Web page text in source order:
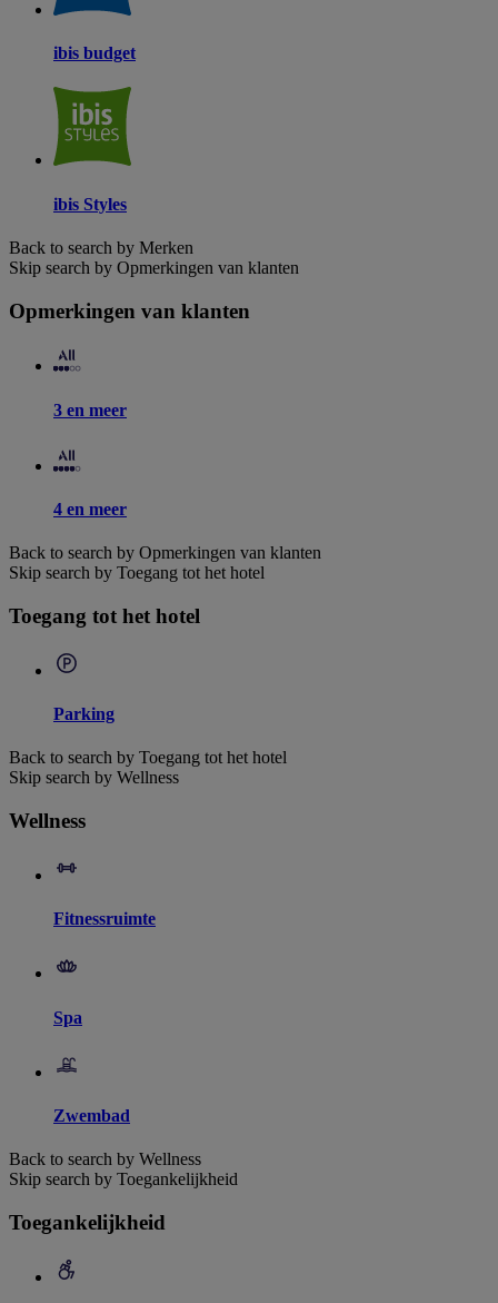
ibis budget
ibis Styles
Back to search by Merken
Skip search by Opmerkingen van klanten
Opmerkingen van klanten
3 en meer
4 en meer
Back to search by Opmerkingen van klanten
Skip search by Toegang tot het hotel
Toegang tot het hotel
Parking
Back to search by Toegang tot het hotel
Skip search by Wellness
Wellness
Fitnessruimte
Spa
Zwembad
Back to search by Wellness
Skip search by Toegankelijkheid
Toegankelijkheid